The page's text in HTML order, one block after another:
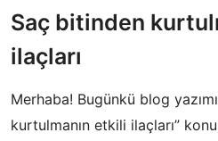
Saç bitinden
ilaçları
Merhaba! Bugünkü blog
kurtulmanın etkili ilaçları”